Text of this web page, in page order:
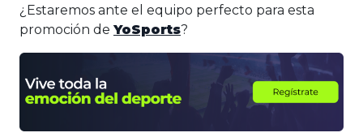
¿Estaremos ante el equipo perfecto para esta
promoción de YoSports?